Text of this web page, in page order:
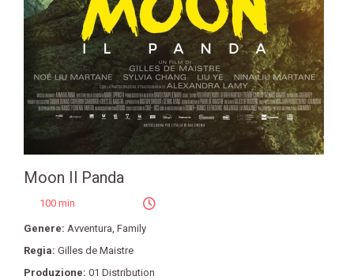
Moon Il Panda
100 min
Genere: Avventura, Family
Regia: Gilles de Maistre
Produzione: 01 Distribution